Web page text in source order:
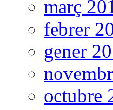
març
febrer
gener
octubre